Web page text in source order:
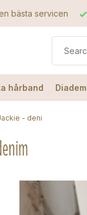
bästa servicen
hårband Diadem
- deni